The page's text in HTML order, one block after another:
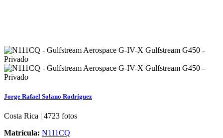
Jorge Rafael Solano Rodríguez
Costa Rica | 4723 fotos
Matrícula: N111CQ